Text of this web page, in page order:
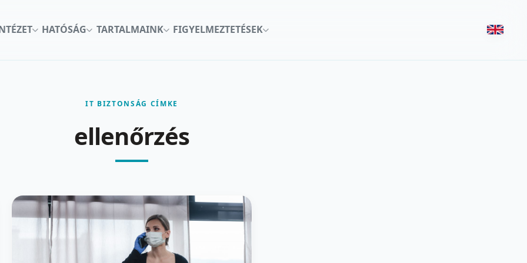
HATÓSÁG TARTALMAINK FIGYELMEZTETÉSEK
IT BIZTONSÁG CÍMKE
ellenőrzés